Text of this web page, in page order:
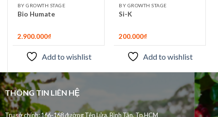
BY GROWTH STAGE
Bio Humate
2.900.000₫
Add to wishlist
BY GROWTH STAGE
Si-K
200.000₫
Add to wishlist
THÔNG TIN LIÊN HỆ
Trụ sở chính: 166-168 đường Tên Lửa, Bình Tân, Tp.HCM